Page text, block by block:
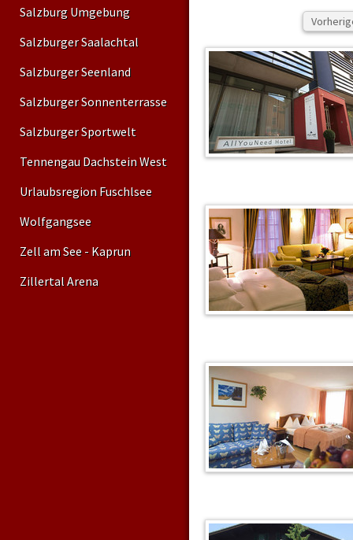
Salzburg Umgebung
Salzburger Saalachtal
Salzburger Seenland
Salzburger Sonnenterrasse
Salzburger Sportwelt
Tennengau Dachstein West
Urlaubsregion Fuschlsee
Wolfgangsee
Zell am See - Kaprun
Zillertal Arena
Haupteinnahmequellen
Festung Hohensalzburg
Burganlagen in Europa und
Wolf Dietrichund dessen
der Stadt auch dasSchloss
bekanntester Salzburger gilt
Stadt auch den Beinamen
Das historische Zentrum der
Heute ist Salzburg ein
Dienstleistungsbetrieben
Die Stadt Salzburg bildet auf
Salzburg – Berchtesgadener
West–Ost- sowie transalpinen
Villach – Udine).